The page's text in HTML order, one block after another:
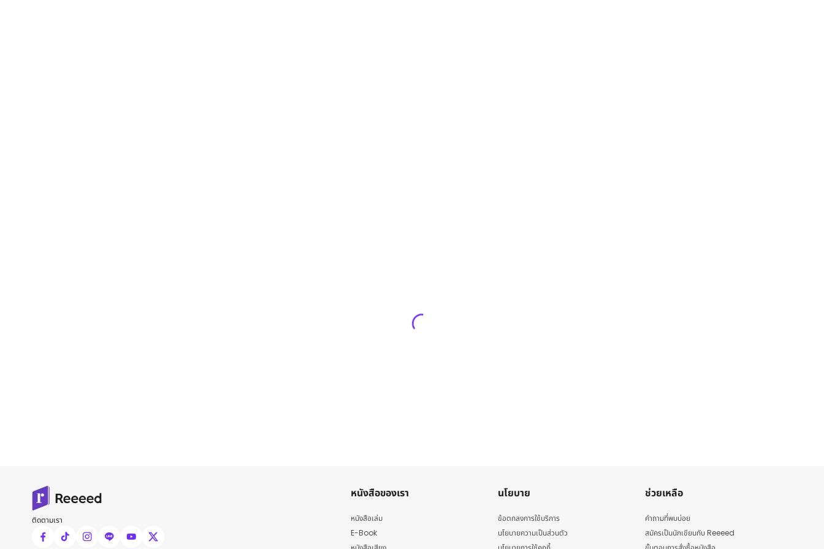
ติดตามเรา
หนังสือของเรา
หนังสือเล่ม
E-Book
นโยบาย
ข้อตกลงการใช้บริการ
นโยบายความเป็นส่วนตัว
ช่วยเหลือ
คำถามที่พบบ่อย
สมัครเป็นนักเขียนกับ Reeeed